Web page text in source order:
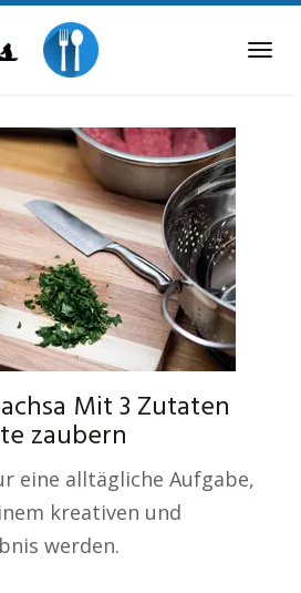
Mit 3 Zutaten
zaubern
eine alltägliche Aufgabe,
kreativen und
werden.